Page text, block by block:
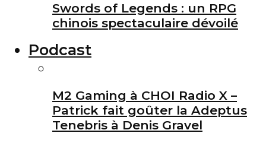
Swords of Legends : un RPG
chinois spectaculaire dévoilé
Podcast
M2 Gaming à CHOI Radio X –
Patrick fait goûter la Adeptus
Tenebris à Denis Gravel